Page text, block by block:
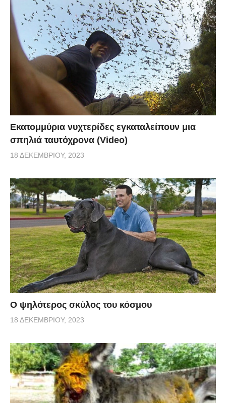
Εκατομμύρια νυχτερίδες εγκαταλείπουν μια
σπηλιά ταυτόχρονα (Video)
18 ΔΕΚΕΜΒΡΊΟΥ, 2023
Ο ψηλότερος σκύλος του κόσμου
18 ΔΕΚΕΜΒΡΊΟΥ, 2023